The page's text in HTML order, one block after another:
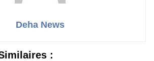
Deha News
: